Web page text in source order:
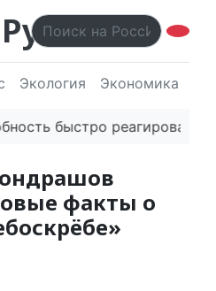
Экология Экономика
быстро реагировать
факты о